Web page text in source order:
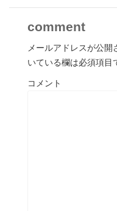
comment
メールアドレスが公開
いている欄は必須項目
コメント